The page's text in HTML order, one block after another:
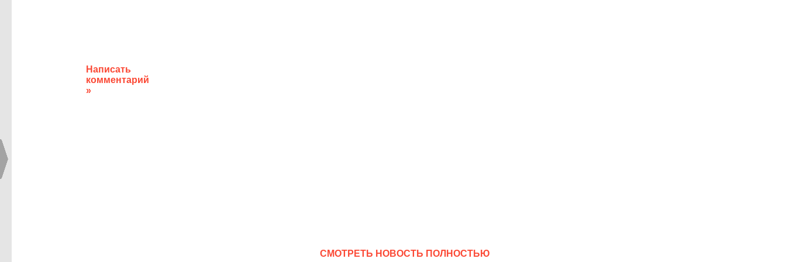
Написать
комментарий
»
CМОТРЕТЬ НОВОСТЬ ПОЛНОСТЬЮ